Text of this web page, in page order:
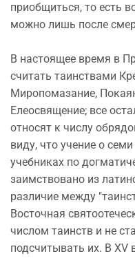
приобщиться, то есть
можно лишь после
В настоящее время в
считать таинствами
Миропомазание,
Елеосвящение; все
относят к числу
виду, что учение о
учебниках по
заимствовано из
различие между
Восточная
числом таинств и не
подсчитывать их. В XV